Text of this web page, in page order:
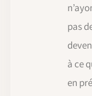
pas
à ce
en